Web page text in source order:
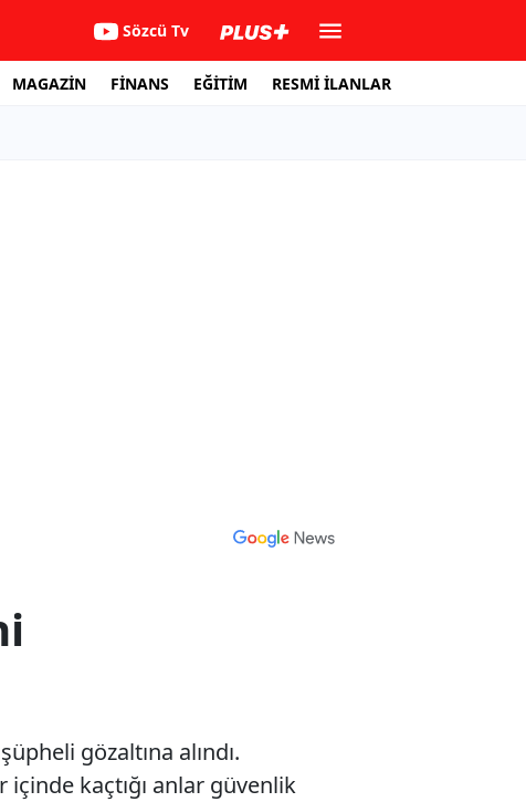
Sözcü Tv
MAGAZİN FİNANS EĞİTİM RESMİ İLANLAR
gözaltına alındı.
kaçtığı anlar güvenlik